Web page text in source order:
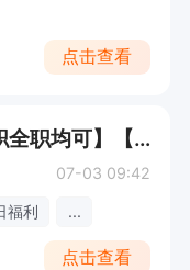
点击查看
蒲城美团外卖招聘骑手【兼职全职均可】【蒲城县】
07-03 09:42
福利 ...
点击查看